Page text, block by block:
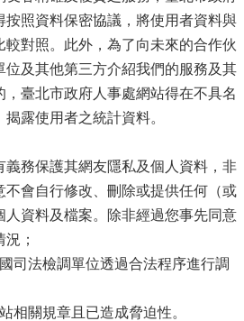
按照資料保密協議，將使用者資料與
較對照。此外，為了向未來的合作伙
位及其他第三方介紹我們的服務及其
，臺北市政府人事處網站得在不具名
露使用者之統計資料。
務保護其網友隱私及個人資料，非
不會自行修改、刪除或提供任何（或
人資料及檔案。除非經過您事先同意
；
司法檢調單位透過合法程序進行調
相關規章且已造成脅迫性。